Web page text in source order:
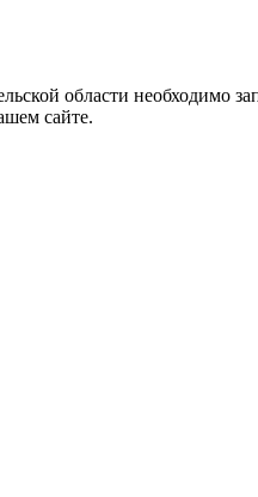
области
сайте.